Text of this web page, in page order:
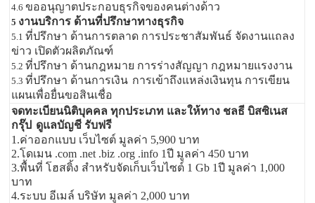
4.6ขออนุญาตประกอบธุรกิจของคนต่างด้าว
5 งานบริการ ด้านที่ปรึกษาทางธุรกิจ
5.1ที่ปรึกษา ด้านการตลาด การประชาสัมพันธ์ จัดงานแถลง
ข่าว เปิดตัวผลิตภัณฑ์
5.2ที่ปรึกษา ด้านกฎหมาย การร่างสัญญา กฎหมายแรงงาน
5.3ที่ปรึกษา ด้านการเงิน การเข้าถึงแหล่งเงินทุน การเขียน
แผนเพื่อยื่นขอสินเชื่อ
จดทะเบียนนิติบุคคล ทุกประเภท และให้ทาง ชลธี บิสซิเนส
กรุ๊ป ดูแลบัญชี รับฟรี
1.ค่าออกแบบ เว็บไซต์ มูลค่า 5,900 บาท
2.โดเมน .com .net .biz .org .info 1ปี มูลค่า 450 บาท
3.พื้นที่ โฮสติ้ง สำหรับจัดเก็บเว็บไซต์ 1 Gb 1ปี มูลค่า 1,000
บาท
4.ระบบ อีเมล์ บริษัท มูลค่า 2,000 บาท